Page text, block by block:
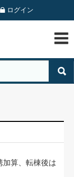
ログイン
加算、転棟後は